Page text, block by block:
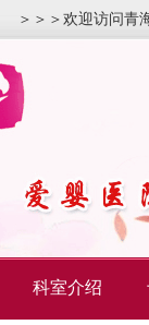
＞＞＞欢迎访问青
科室介绍